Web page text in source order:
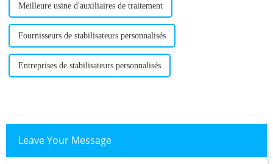
Meilleure usine d'auxiliaires de traitement
Fournisseurs de stabilisateurs personnalisés
Entreprises de stabilisateurs personnalisés
Leave Your Message